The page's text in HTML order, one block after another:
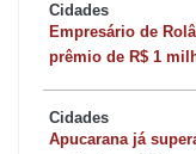
Cidades
Empresário de
prêmio de R$ 1
Cidades
Apucarana já